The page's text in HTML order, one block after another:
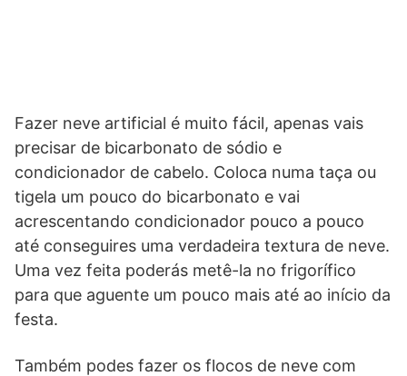
Fazer neve artificial é muito fácil, apenas vais
precisar de bicarbonato de sódio e
condicionador de cabelo. Coloca numa taça ou
tigela um pouco do bicarbonato e vai
acrescentando condicionador pouco a pouco
até conseguires uma verdadeira textura de neve.
Uma vez feita poderás metê-la no frigorífico
para que aguente um pouco mais até ao início da
festa.
Também podes fazer os flocos de neve com